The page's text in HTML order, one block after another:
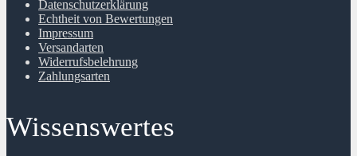
Datenschutzerklärung
Echtheit von Bewertungen
Impressum
Versandarten
Widerrufsbelehrung
Zahlungsarten
Wissenswertes